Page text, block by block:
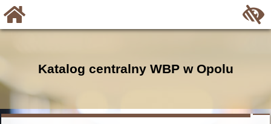
Katalog centralny WBP w Opolu